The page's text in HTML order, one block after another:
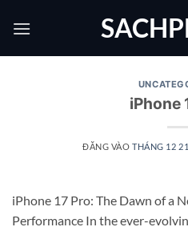
qua
iPhone
ĐĂNG VÀOTHÁNG 12
iPhone 17 Pro: The Dawn of a
Performance In the ever-